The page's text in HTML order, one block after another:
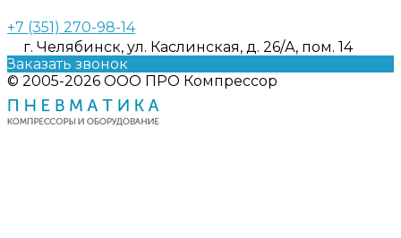
+7 (351) 270-98-14
г. Челябинск, ул. Каслинская, д. 26/А, пом. 14
Заказать звонок
© 2005-2026 ООО ПРО Компрессор